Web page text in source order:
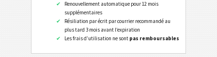
Renouvellement automatique pour 12 mois
supplémentaires
Résiliation par écrit par courrier recommandé au
plus tard 3 mois avant l’expiration
Les frais d’utilisation ne sont pas remboursables